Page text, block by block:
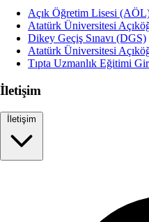
Açık Öğretim Lisesi
Atatürk Üniversitesi
Dikey Geçiş Sınavı (DGS)
Atatürk Üniversitesi
Tıpta Uzmanlık Eğitimi
İletişim
İletişim